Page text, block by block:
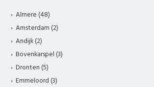
Almere (48)
Amsterdam (2)
Andijk (2)
Bovenkarspel (3)
Dronten (5)
Emmeloord (3)